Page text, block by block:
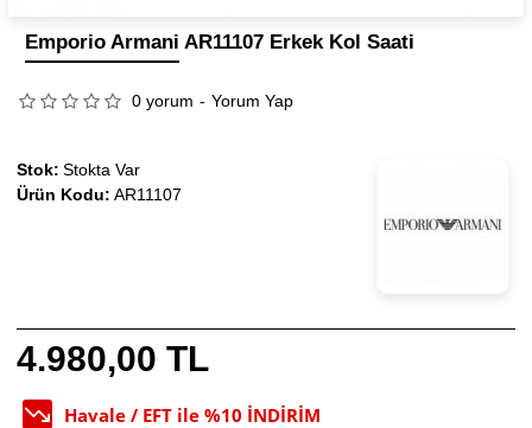
Emporio Armani AR11107 Erkek Kol Saati
0 yorum - Yorum Yap
4.980,00 TL
Havale / EFT ile %10 İNDİRİM
Stok: Stokta Var
Ürün Kodu: AR11107